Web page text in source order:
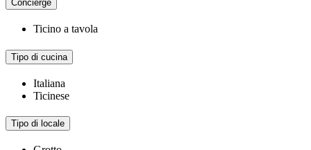
Concierge
Ticino a tavola
Tipo di cucina
Italiana
Ticinese
Tipo di locale